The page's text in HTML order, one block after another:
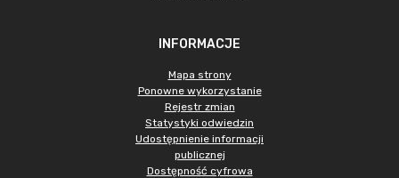
INFORMACJE
Mapa strony
Ponowne wykorzystanie
Rejestr zmian
Statystyki odwiedzin
Udostępnienie informacji
publicznej
Dostępność cyfrowa